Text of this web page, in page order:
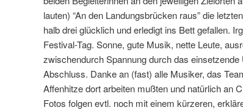
lauten) “An den Landungsbrücken raus” die
halb drei glücklich und erledigt ins Bett gefallen.
Festival-Tag. Sonne, gute Musik, nette Leute,
zwischendurch Spannung durch das
Abschluss. Danke an (fast) alle Musiker, das
Affenhitze dort arbeiten mußten und natürlich an
Fotos folgen evtl. noch mit einem kürzeren,